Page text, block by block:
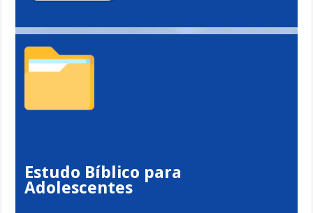
Estudo Bíblico para
Adolescentes